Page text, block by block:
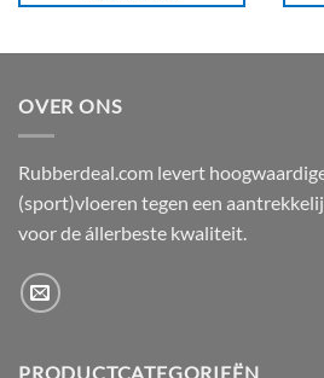
OVER ONS
Rubberdeal.com levert
(sport)vloeren tegen een
voor de állerbeste kwaliteit.
PRODUCTCATEGORIEËN